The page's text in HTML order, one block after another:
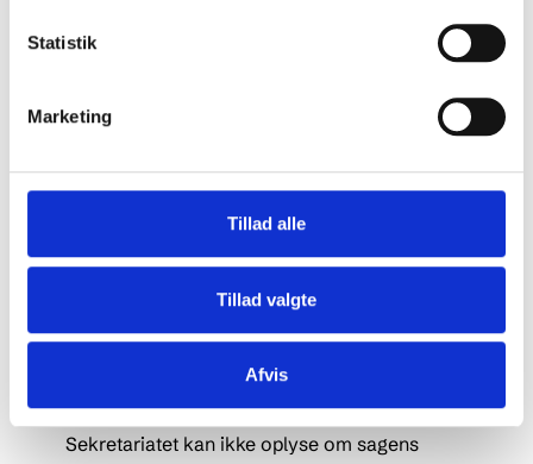
Statistik
Marketing
Tillad alle
Tillad valgte
Afvis
Herefter bør sagen være fuldt belyst, og
blive klargjort til forelæggelse for
ankenævnsmedlemmerne ved et møde.
Sekretariatet kan ikke oplyse om sagens